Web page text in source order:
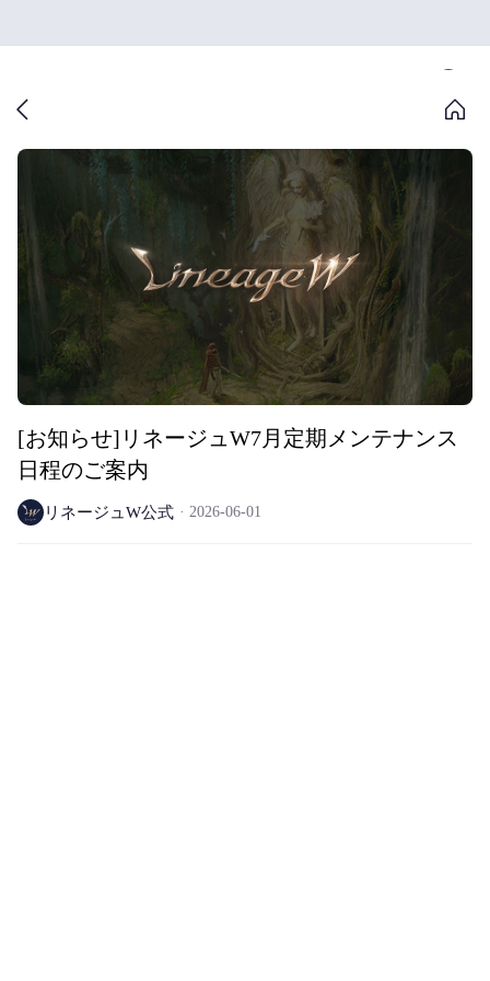
[お知らせ]リネージュW7月定期メンテナンス
日程のご案内
リネージュW公式 2026-06-01